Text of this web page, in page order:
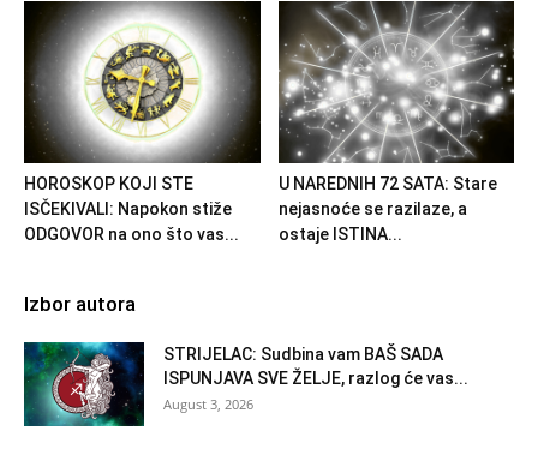
HOROSKOP KOJI STE
ISČEKIVALI: Napokon stiže
ODGOVOR na ono što vas...
U NAREDNIH 72 SATA: Stare
nejasnoće se razilaze, a
ostaje ISTINA...
Izbor autora
STRIJELAC: Sudbina vam BAŠ SADA
ISPUNJAVA SVE ŽELJE, razlog će vas...
August 3, 2026